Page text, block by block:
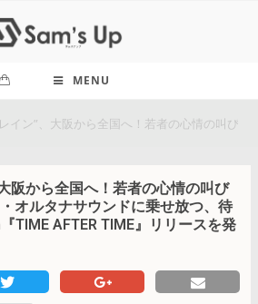
MENU
イン”、大阪から全国へ！若者の心情の叫び
阪から全国へ！若者の心情の叫び
オルタナサウンドに乗せ放つ、待
TIME AFTER TIME』リリースを発